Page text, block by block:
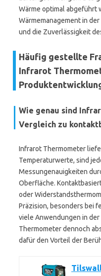
Wärme optimal abgeführt
Wärmemanagement in
und die Zuverlässigkeit
Häufig gestellte
Infrarot
Wie genau sind
Vergleich zu
Infrarot Thermometer
Temperaturwerte, sind
Messungenauigkeiten
Oberfläche.
oder
Präzision, besonders bei
viele Anwendungen in
Thermometer dennoch
dafür den Vorteil der